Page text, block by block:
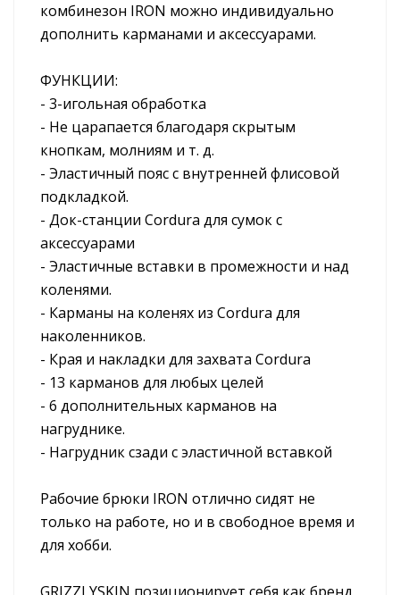
комбинезон IRON можно индивидуально
дополнить карманами и аксессуарами.
ФУНКЦИИ:
- 3-игольная обработка
- Не царапается благодаря скрытым
кнопкам, молниям и т. д.
- Эластичный пояс с внутренней флисовой
подкладкой.
- Док-станции Cordura для сумок с
аксессуарами
- Эластичные вставки в промежности и над
коленями.
- Карманы на коленях из Cordura для
наколенников.
- Края и накладки для захвата Cordura
- 13 карманов для любых целей
- 6 дополнительных карманов на
нагруднике.
- Нагрудник сзади с эластичной вставкой
Рабочие брюки IRON отлично сидят не
только на работе, но и в свободное время и
для хобби.